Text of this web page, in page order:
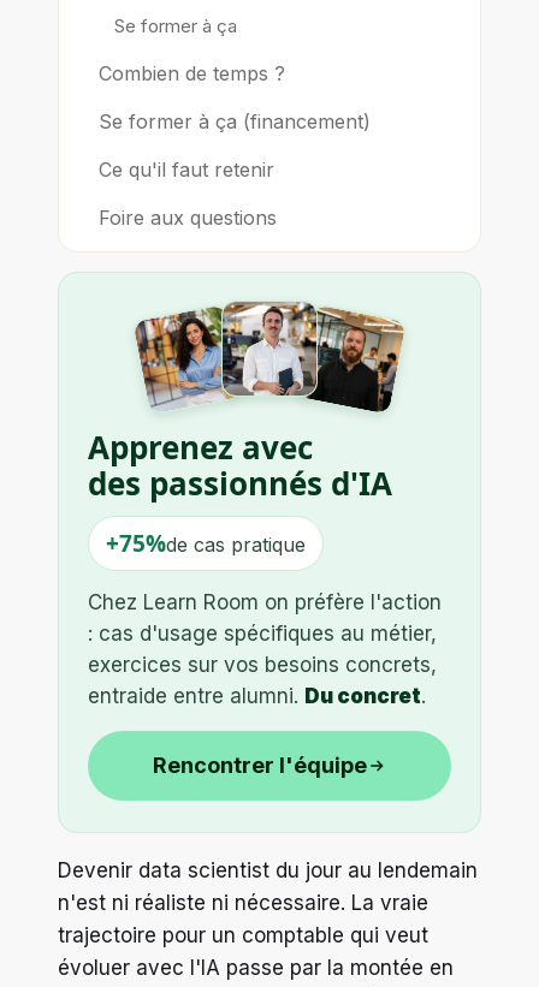
Se former à ça
Combien de temps ?
Se former à ça (financement)
Ce qu'il faut retenir
Foire aux questions
Apprenez avec
des passionnés d'IA
+75%de cas pratique
Chez Learn Room on préfère l'action
: cas d'usage spécifiques au métier,
exercices sur vos besoins concrets,
entraide entre alumni. Du concret.
Rencontrer l'équipe
Devenir data scientist du jour au lendemain
n'est ni réaliste ni nécessaire. La vraie
trajectoire pour un comptable qui veut
évoluer avec l'IA passe par la montée en